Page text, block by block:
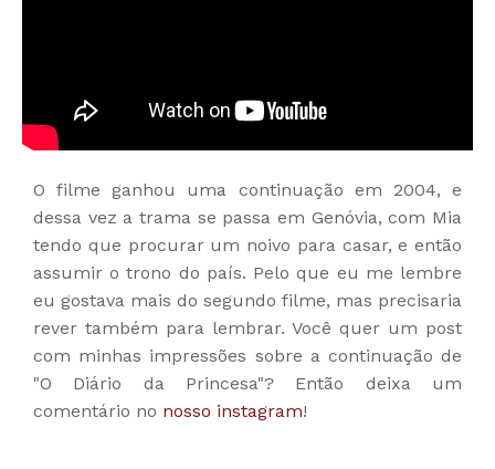
O filme ganhou uma continuação em 2004, e
dessa vez a trama se passa em Genóvia, com Mia
tendo que procurar um noivo para casar, e então
assumir o trono do país. Pelo que eu me lembre
eu gostava mais do segundo filme, mas precisaria
rever também para lembrar. Você quer um post
com minhas impressões sobre a continuação de
"O Diário da Princesa"? Então deixa um
comentário no nosso instagram!